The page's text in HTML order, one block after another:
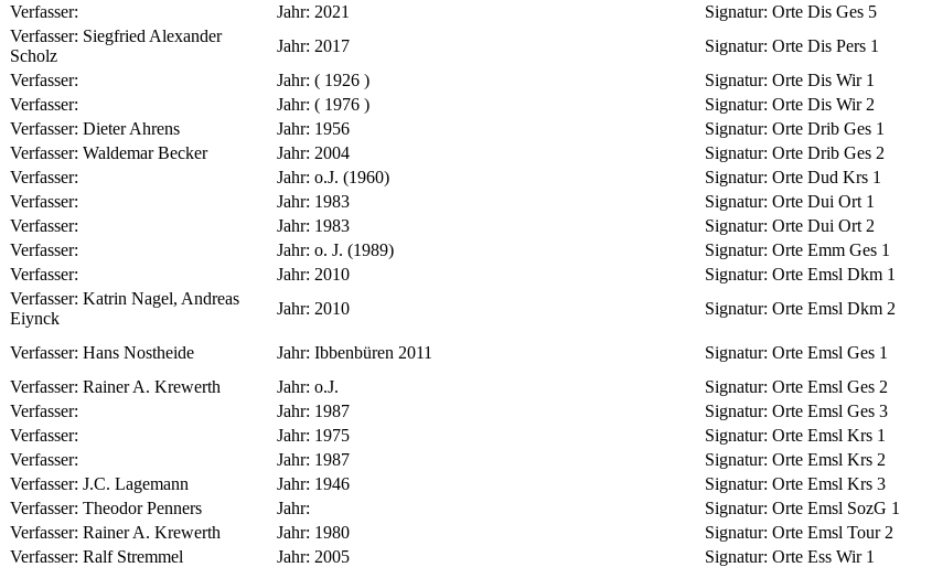
Verfasser: Jahr: 2021 Signatur: Orte Dis Ges 5
Verfasser: Siegfried Alexander
Scholz
Jahr: 2017 Signatur: Orte Dis Pers 1
Verfasser: Jahr: ( 1926 ) Signatur: Orte Dis Wir 1
Verfasser: Jahr: ( 1976 ) Signatur: Orte Dis Wir 2
Verfasser: Dieter Ahrens Jahr: 1956 Signatur: Orte Drib Ges 1
Verfasser: Waldemar Becker Jahr: 2004 Signatur: Orte Drib Ges 2
Verfasser: Jahr: o.J. (1960) Signatur: Orte Dud Krs 1
Verfasser: Jahr: 1983 Signatur: Orte Dui Ort 1
Verfasser: Jahr: 1983 Signatur: Orte Dui Ort 2
Verfasser: Jahr: o. J. (1989) Signatur: Orte Emm Ges 1
Verfasser: Jahr: 2010 Signatur: Orte Emsl Dkm 1
Verfasser: Katrin Nagel, Andreas
Eiynck
Jahr: 2010 Signatur: Orte Emsl Dkm 2
Verfasser: Hans Nostheide Jahr: Ibbenbüren 2011 Signatur: Orte Emsl Ges 1
Verfasser: Rainer A. Krewerth Jahr: o.J. Signatur: Orte Emsl Ges 2
Verfasser: Jahr: 1987 Signatur: Orte Emsl Ges 3
Verfasser: Jahr: 1975 Signatur: Orte Emsl Krs 1
Verfasser: Jahr: 1987 Signatur: Orte Emsl Krs 2
Verfasser: J.C. Lagemann Jahr: 1946 Signatur: Orte Emsl Krs 3
Verfasser: Theodor Penners Jahr: Signatur: Orte Emsl SozG 1
Verfasser: Rainer A. Krewerth Jahr: 1980 Signatur: Orte Emsl Tour 2
Verfasser: Ralf Stremmel Jahr: 2005 Signatur: Orte Ess Wir 1